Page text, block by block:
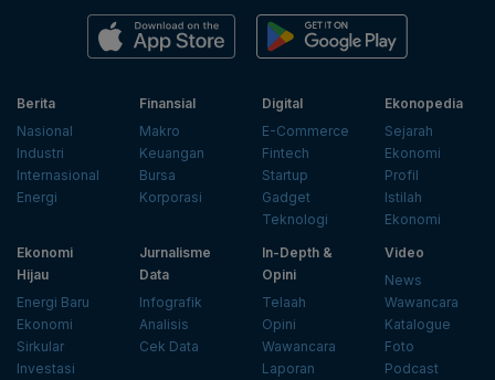
Berita
Nasional
Industri
Internasional
Energi
Finansial
Makro
Keuangan
Bursa
Korporasi
Digital
E-Commerce
Fintech
Startup
Gadget
Teknologi
Ekonopedia
Sejarah
Ekonomi
Profil
Istilah
Ekonomi
Ekonomi
Hijau
Energi Baru
Ekonomi
Sirkular
Investasi
Jurnalisme
Data
Infografik
Analisis
Cek Data
In-Depth &
Opini
Telaah
Opini
Wawancara
Laporan
Video
News
Wawancara
Katalogue
Foto
Podcast